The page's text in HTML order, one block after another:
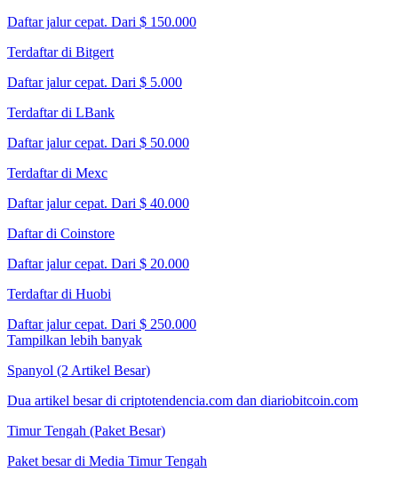
Daftar jalur cepat. Dari $ 150.000
Terdaftar di Bitgert
Daftar jalur cepat. Dari $ 5.000
Terdaftar di LBank
Daftar jalur cepat. Dari $ 50.000
Terdaftar di Mexc
Daftar jalur cepat. Dari $ 40.000
Daftar di Coinstore
Daftar jalur cepat. Dari $ 20.000
Terdaftar di Huobi
Daftar jalur cepat. Dari $ 250.000
Tampilkan lebih banyak
Spanyol (2 Artikel Besar)
Dua artikel besar di criptotendencia.com dan diariobitcoin.com
Timur Tengah (Paket Besar)
Paket besar di Media Timur Tengah